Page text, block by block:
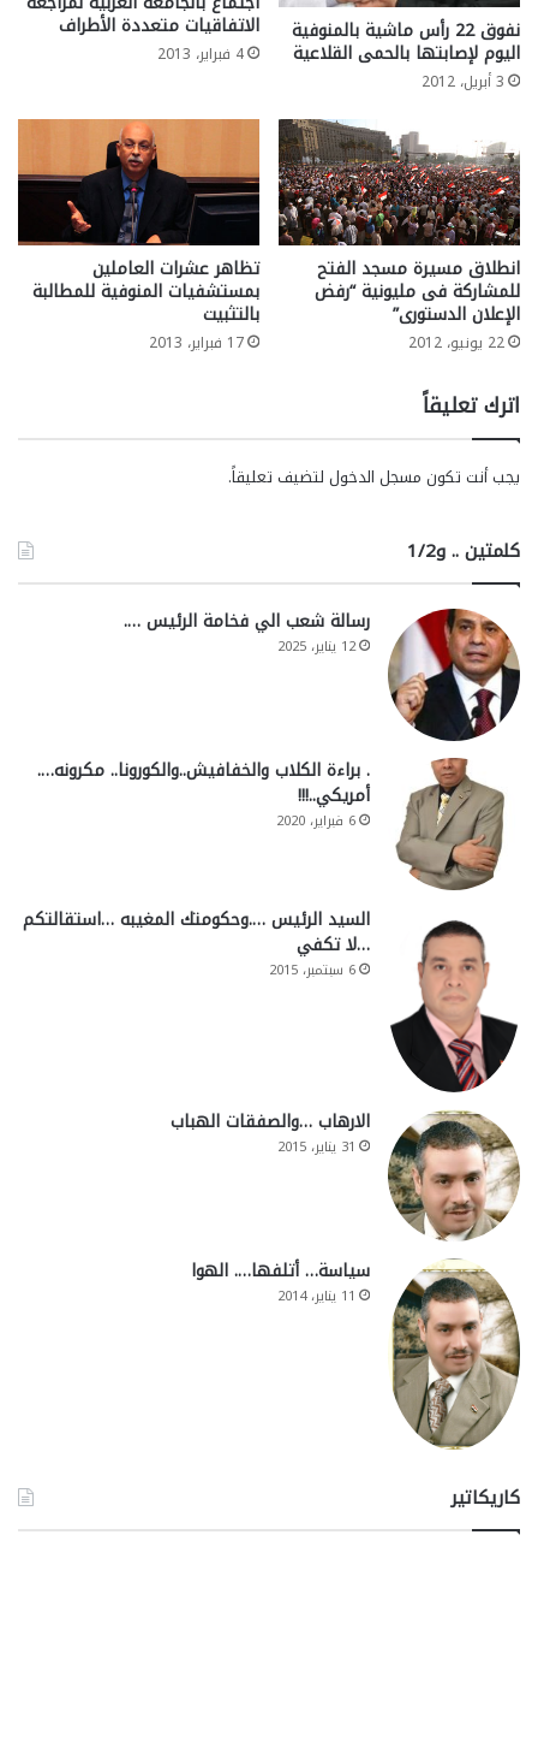
نفوق 22 رأس ماشية بالمنوفية
اليوم لإصابتها بالحمى القلاعية
3 أبريل، 2012
الاتفاقيات متعددة الأطراف
4 فبراير، 2013
انطلاق مسيرة مسجد الفتح
للمشاركة فى مليونية “رفض
الإعلان الدستورى”
22 يونيو، 2012
تظاهر عشرات العاملين
بمستشفيات المنوفية للمطالبة
بالتثبيت
17 فبراير، 2013
اترك تعليقاً
يجب أنت تكون مسجل الدخول لتضيف تعليقاً.
كلمتين .. و1/2
رسالة شعب الي فخامة الرئيس ….
12 يناير، 2025
. براءة الكلاب والخفافيش..والكورونا.. مكرونه….
أمريكي..!!!
6 فبراير، 2020
السيد الرئيس ….وحكومتك المغيبه …استقالتكم
…لا تكفي
6 سبتمبر، 2015
الارهاب …والصفقات الهباب
31 يناير، 2015
سياسة… أتلفها…. الهوا
11 يناير، 2014
كاريكاتير